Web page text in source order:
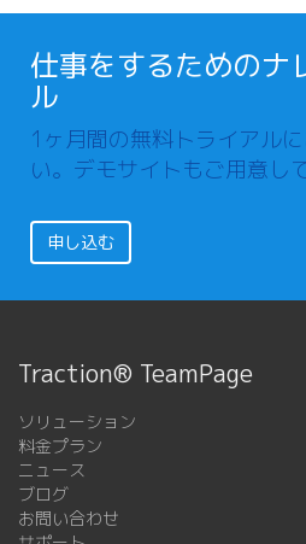
仕事をするためのナ
ル
1ヶ月間の無料トライアル
い。デモサイトもご用意し
申し込む
Traction® TeamPage
ソリューション
料金プラン
ニュース
ブログ
お問い合わせ